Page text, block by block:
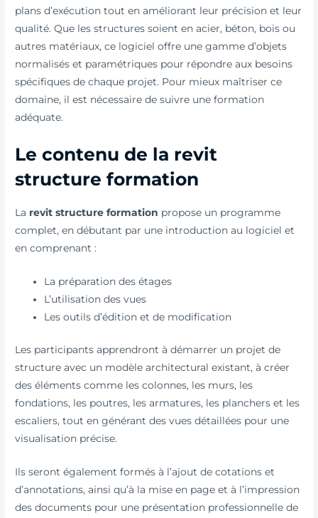
plans d’exécution tout en améliorant leur précision et leur
qualité. Que les structures soient en acier, béton, bois ou
autres matériaux, ce logiciel offre une gamme d’objets
normalisés et paramétriques pour répondre aux besoins
spécifiques de chaque projet. Pour mieux maîtriser ce
domaine, il est nécessaire de suivre une formation
adéquate.
Le contenu de la revit
structure formation
La revit structure formation propose un programme
complet, en débutant par une introduction au logiciel et
en comprenant :
La préparation des étages
L’utilisation des vues
Les outils d’édition et de modification
Les participants apprendront à démarrer un projet de
structure avec un modèle architectural existant, à créer
des éléments comme les colonnes, les murs, les
fondations, les poutres, les armatures, les planchers et les
escaliers, tout en générant des vues détaillées pour une
visualisation précise.
Ils seront également formés à l’ajout de cotations et
d’annotations, ainsi qu’à la mise en page et à l’impression
des documents pour une présentation professionnelle de